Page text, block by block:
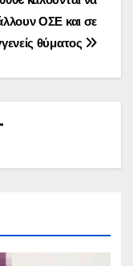
ΟΣΕ και σε
θύματος